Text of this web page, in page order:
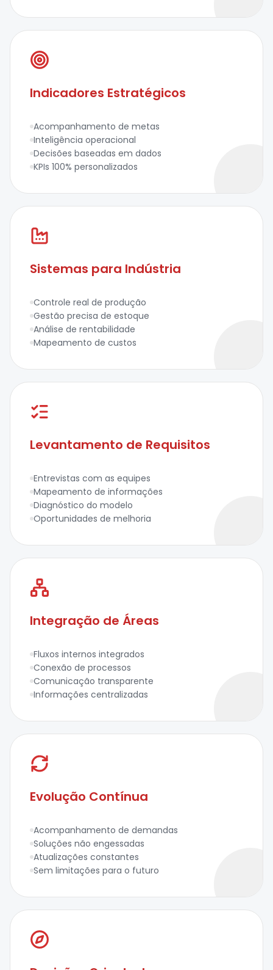
Indicadores Estratégicos
Acompanhamento de metas
Inteligência operacional
Decisões baseadas em dados
KPIs 100% personalizados
Sistemas para Indústria
Controle real de produção
Gestão precisa de estoque
Análise de rentabilidade
Mapeamento de custos
Levantamento de Requisitos
Entrevistas com as equipes
Mapeamento de informações
Diagnóstico do modelo
Oportunidades de melhoria
Integração de Áreas
Fluxos internos integrados
Conexão de processos
Comunicação transparente
Informações centralizadas
Evolução Contínua
Acompanhamento de demandas
Soluções não engessadas
Atualizações constantes
Sem limitações para o futuro